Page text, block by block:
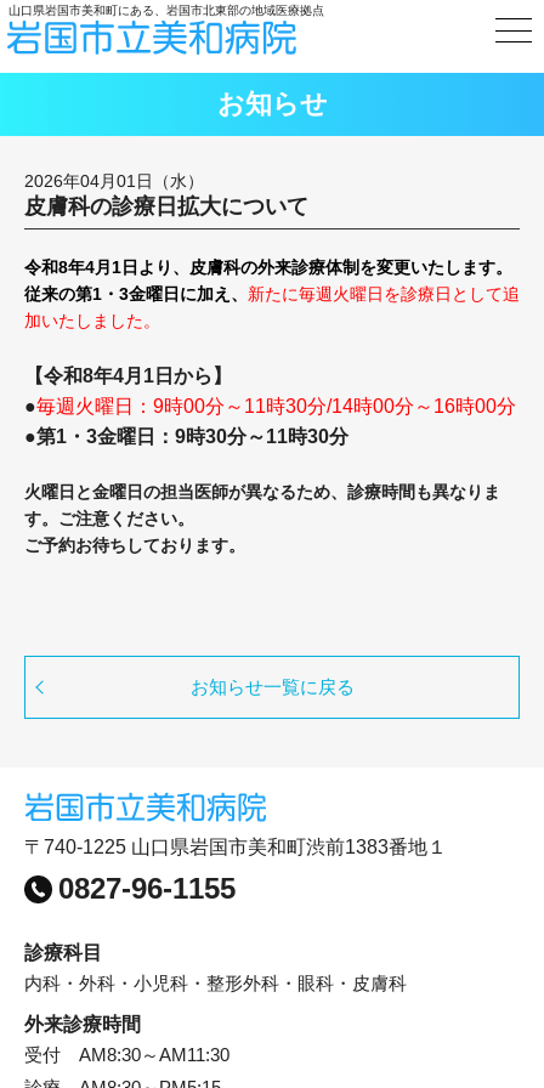
山口県岩国市美和町にある、岩国市北東部の地域医療拠点
お知らせ
2026年04月01日（水）
皮膚科の診療日拡大について
令和8年4月1日より、皮膚科の外来診療体制を変更いたします。
従来の第1・3金曜日に加え、 新たに毎週火曜日を診療日として追
加いたしました。
【令和8年4月1日から】
●毎週火曜日：9時00分～11時30分/14時00分～16時00分
●第1・3金曜日：9時30分～11時30分
火曜日と金曜日の担当医師が異なるため、診療時間も異なりま
す。ご注意ください。
ご予約お待ちしております。
お知らせ一覧に戻る
〒740-1225 山口県岩国市美和町渋前1383番地１
0827-96-1155
診療科目
内科・外科・小児科・整形外科・眼科・皮膚科
外来診療時間
受付 AM8:30～AM11:30